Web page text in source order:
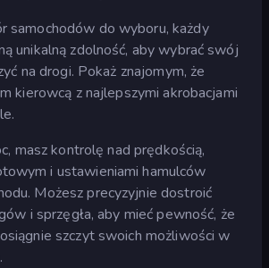
samochodów do wyboru, każdy
unikalną zdolność, aby wybrać swój
na drogi. Pokaż znajomym, że
kierowcą z najlepszymi akrobacjami
masz kontrolę nad prędkością,
i ustawieniami hamulców
Możesz precyzyjnie dostroić
i sprzęgła, aby mieć pewność, że
szczyt swoich możliwości w